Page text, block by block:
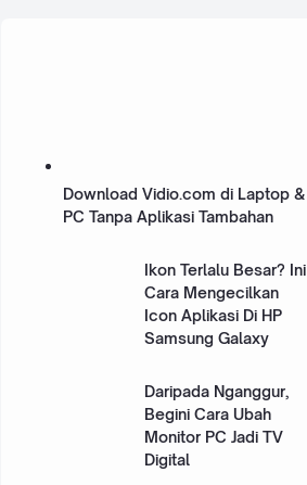
Download Vidio.com di Laptop &
PC Tanpa Aplikasi Tambahan
Ikon Terlalu Besar? Ini
Cara Mengecilkan
Icon Aplikasi Di HP
Samsung Galaxy
Daripada Nganggur,
Begini Cara Ubah
Monitor PC Jadi TV
Digital